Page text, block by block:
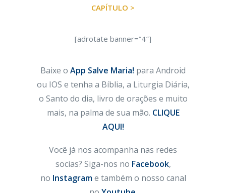
CAPÍTULO >
[adrotate banner=”4″]
Baixe o App Salve Maria! para Android
ou IOS e tenha a Bíblia, a Liturgia Diária,
o Santo do dia, livro de orações e muito
mais, na palma de sua mão. CLIQUE
AQUI!
Você já nos acompanha nas redes
socias? Siga-nos no Facebook,
no Instagrame também o nosso canal